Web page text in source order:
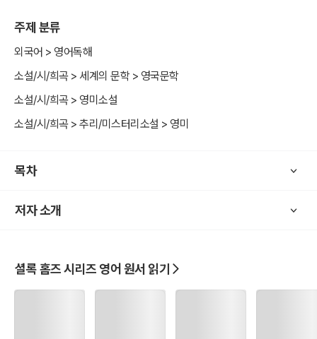
주제 분류
외국어 > 영어독해
소설/시/희곡 > 세계의 문학 > 영국문학
소설/시/희곡 > 영미소설
소설/시/희곡 > 추리/미스터리소설 > 영미
목차
저자 소개
셜록 홈즈 시리즈 영어 원서 읽기